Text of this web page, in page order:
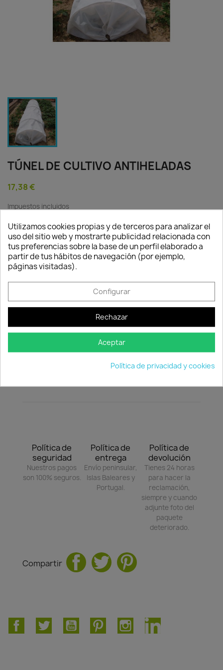
TÚNEL DE CULTIVO ANTIHELADAS
17,38 €
Impuestos incluidos
Túnel de cultivo antiheladas
Cantidad
 AÑADIR AL CARRITO favorite_border
Descripción Detalles del producto
Túnel de cultivo.
Medidas: 300x60x45 cm.
Política de
seguridad
Nuestros pagos
son 100% seguros.
Política de
entrega
Envío peninsular,
Islas Baleares y
Portugal.
Política de
devolución
Tienes 24 horas
para hacer la
reclamación,
siempre y cuando
adjunte foto del
paquete
deteriorado.
Compartir
FacebookTwitter YouTube PinterestInstagramLinkedIn
Utilizamos cookies propias y de terceros para analizar el
uso del sitio web y mostrarte publicidad relacionada con
tus preferencias sobre la base de un perfil elaborado a
partir de tus hábitos de navegación (por ejemplo,
páginas visitadas).
Configurar
Rechazar
Aceptar
Política de privacidad y cookies
Consentimiento de cookies